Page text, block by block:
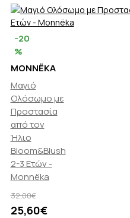
-20
%
MONNËKA
Μαγιό
Ολόσωμο με
Προστασία
από τον
Ήλιο
Bloom&Blush
2-3 Ετών -
Monnëka
32,00€
25,60€